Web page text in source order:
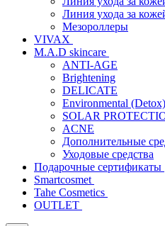
Линия ухода за
Мезороллеры
VIVAX
M.A.D skincare
ANTI-AGE
Brightening
DELICATE
Environmental (Detox)
SOLAR
АCNE
Дополнительные
Уходовые средства
Подарочные сертификаты
Smartcosmet
Tahe Cosmetics
OUTLET